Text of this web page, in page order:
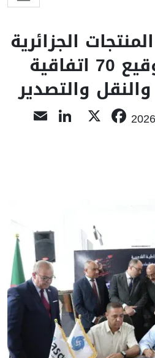
الجزائرية
بنواكشوط بتوقيع 70 اتفاقية
والتصدير
Facebook